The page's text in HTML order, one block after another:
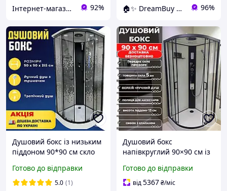
Інтернет-магазин дверей, сантехніки та меблів «Хутко» 92% 🏠✨ DreamBuy ✨🏠 96%
Душовий бокс із низьким
піддоном 90*90 см скло
Готово до відправки
5.0 (1)
Душовий бокс
напівкруглий 90×90 см із
низьким піддоном
Гідромасажна душова
Готово до відправки
від5367₴/міс